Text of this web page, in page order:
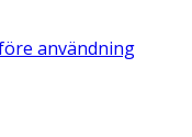
användning